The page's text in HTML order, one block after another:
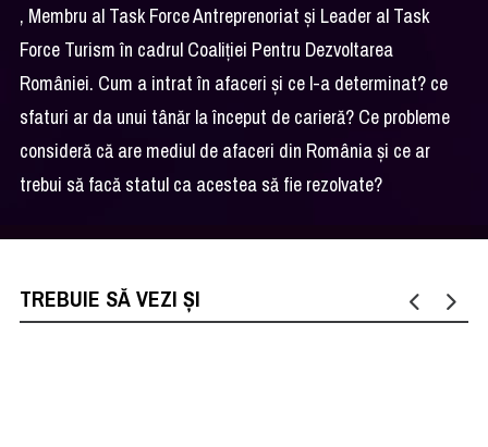
, Membru al Task Force Antreprenoriat și Leader al Task
Force Turism în cadrul Coaliției Pentru Dezvoltarea
României. Cum a intrat în afaceri și ce l-a determinat? ce
sfaturi ar da unui tânăr la început de carieră? Ce probleme
consideră că are mediul de afaceri din România și ce ar
trebui să facă statul ca acestea să fie rezolvate?
TREBUIE SĂ VEZI ȘI